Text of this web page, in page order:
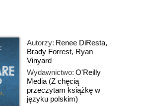
Autorzy: Renee DiResta,
Brady Forrest, Ryan
Vinyard
Wydawnictwo: O'Reilly
Media (Z chęcią
przeczytam książkę w
języku polskim)